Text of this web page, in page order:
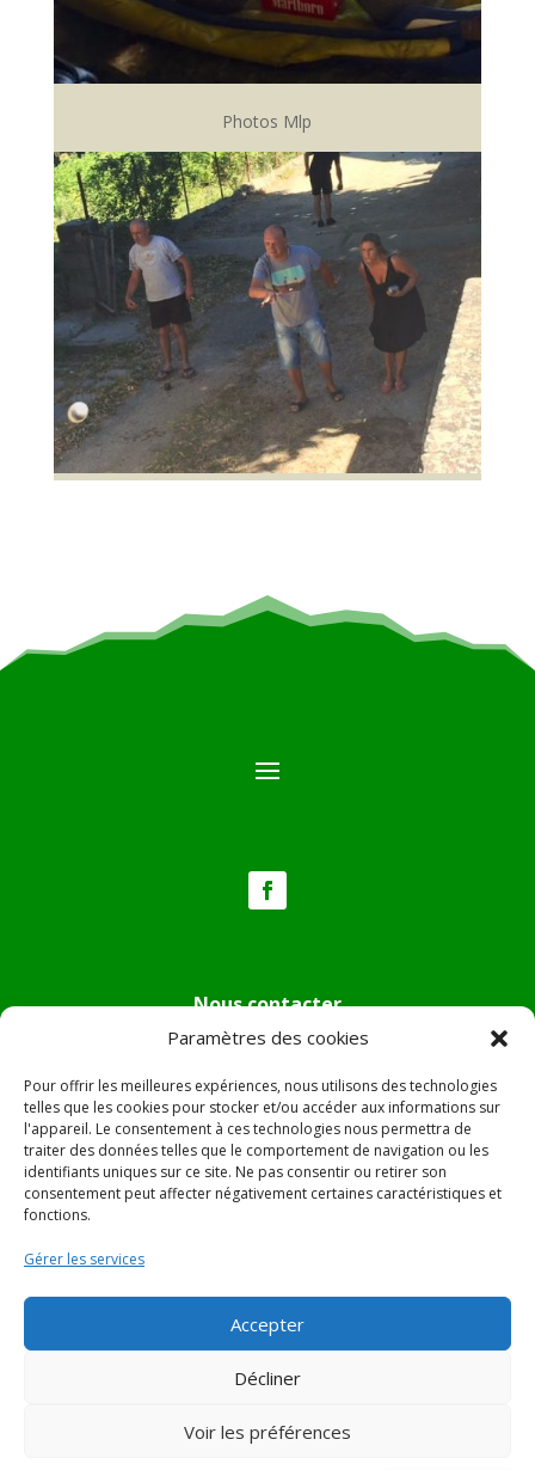
Paramètres des cookies
Pour offrir les meilleures expériences, nous utilisons des technologies
telles que les cookies pour stocker et/ou accéder aux informations sur
l'appareil. Le consentement à ces technologies nous permettra de
traiter des données telles que le comportement de navigation ou les
identifiants uniques sur ce site. Ne pas consentir ou retirer son
consentement peut affecter négativement certaines caractéristiques et
fonctions.
Gérer les services
Accepter
Décliner
Voir les préférences
Photos Mlp
Nous contacter
Tél :04.95.36.24.02
Mail:
mairie.pietradiverde@wanadoo.fr
Adresse :Hôtel de ville de Pietra di Verde
Le village
20230 Pietra di Verde
© 2022 Mairie de Pietra Di Verde – Réalisation